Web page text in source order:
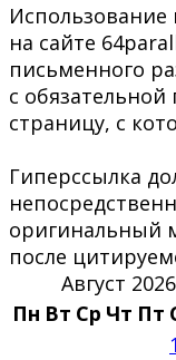
на сайте
письменного
с
страницу, с
Гиперссылка
оригинальный
после
Август 2026
Пн Вт Ср Чт Пт
1